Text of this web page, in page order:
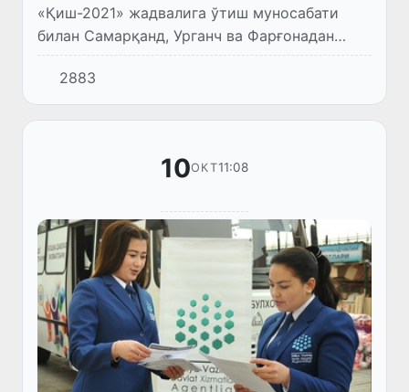
«Қиш-2021» жадвалига ўтиш муносабати
билан Самарқанд, Урганч ва Фарғонадан
Истанбулга учиш кунлари ва вақти ўзгаради.
2883
10ОКТ11:08